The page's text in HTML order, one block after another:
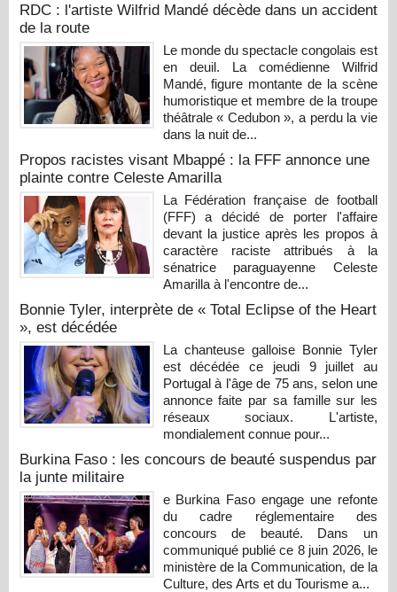
RDC : l'artiste Wilfrid Mandé décède dans un accident
de la route
Le monde du spectacle congolais est
en deuil. La comédienne Wilfrid
Mandé, figure montante de la scène
humoristique et membre de la troupe
théâtrale « Cedubon », a perdu la vie
dans la nuit de...
Propos racistes visant Mbappé : la FFF annonce une
plainte contre Celeste Amarilla
La Fédération française de football
(FFF) a décidé de porter l'affaire
devant la justice après les propos à
caractère raciste attribués à la
sénatrice paraguayenne Celeste
Amarilla à l'encontre de...
Bonnie Tyler, interprète de « Total Eclipse of the Heart
», est décédée
La chanteuse galloise Bonnie Tyler
est décédée ce jeudi 9 juillet au
Portugal à l'âge de 75 ans, selon une
annonce faite par sa famille sur les
réseaux sociaux. L'artiste,
mondialement connue pour...
Burkina Faso : les concours de beauté suspendus par
la junte militaire
e Burkina Faso engage une refonte
du cadre réglementaire des
concours de beauté. Dans un
communiqué publié ce 8 juin 2026, le
ministère de la Communication, de la
Culture, des Arts et du Tourisme a...